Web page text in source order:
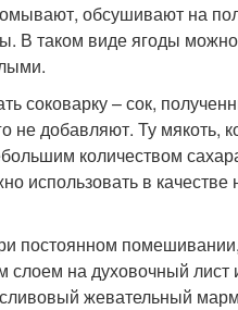
обсушивают на
В таком виде ягоды можно
соковарку – сок,
не добавляют. Ту мякоть,
количеством
использовать в качестве
постоянном
на духовочный
сливовый жевательный